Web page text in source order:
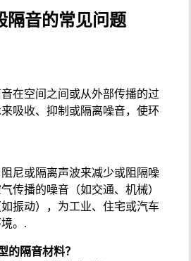
隔音的常见问题
在空间之间或从外部传播的过
吸收、抑制或隔离噪音，使环
尼或隔离声波来减少或阻隔噪
传播的噪音（如交通、机械）
振动），为工业、住宅或汽车
。.
的隔音材料？